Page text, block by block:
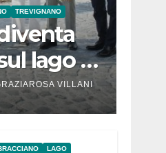
TREVIGNANO
lago di
VILLANI
LAGO